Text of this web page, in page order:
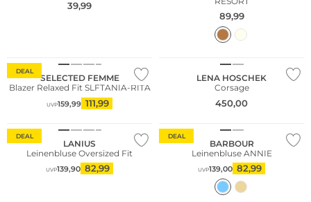
39,99
89,99
DEAL
SELECTED FEMME
Blazer Relaxed Fit SLFTANIA-RITA
UVP159,99 111,99
LENA HOSCHEK
Corsage
450,00
DEAL
LANIUS
Leinenbluse Oversized Fit
UVP139,90 82,99
DEAL
BARBOUR
Leinenbluse ANNIE
UVP139,00 82,99